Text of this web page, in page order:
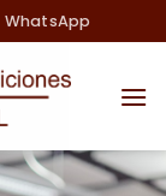
WhatsApp